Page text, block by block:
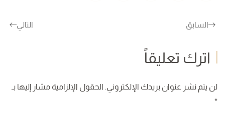
السابق التالي
اترك تعليقاً
لن يتم نشر عنوان بريدك الإلكتروني. الحقول الإلزامية مشار إليها بـ
*